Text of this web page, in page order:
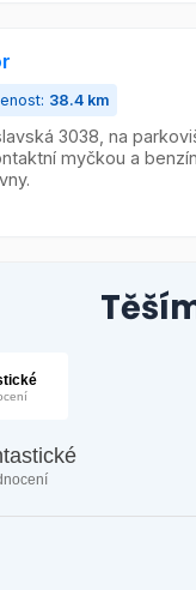
38.4 km
3038, na
myčkou a